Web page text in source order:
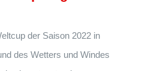
der Saison 2022 in
des Wetters und Windes